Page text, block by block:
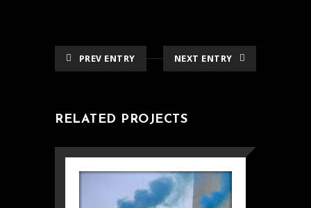
PREV ENTRY NEXT ENTRY
RELATED PROJECTS